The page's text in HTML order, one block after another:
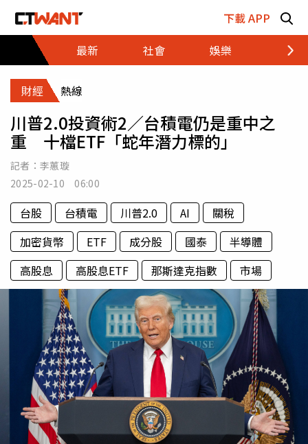
下載 APP
最新
社會 娛樂 財經
財經 熱線
川普2.0投資術2／台積電仍是重中之
重 十檔ETF「蛇年潛力標的」
記者： 李蕙璇
2025-02-10 06:00
台股 台積電 川普2.0 AI
關稅
加密貨幣
ETF 成分股 國泰
半導體
高股息
高股息ETF 那斯達克指數 市場